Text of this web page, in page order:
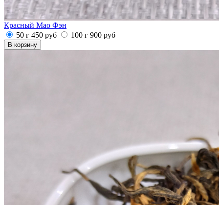
Красный Мао Фэн
50 г 450 руб 100 г 900 руб